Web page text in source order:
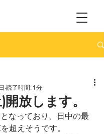
放します。
読了時間: 1分
なっており、日中の最
超えそうです。